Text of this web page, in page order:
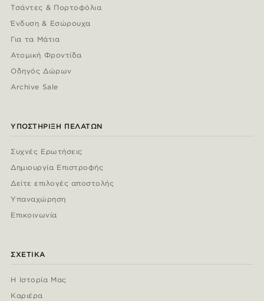
Τσάντες & Πορτοφόλια
Ένδυση & Εσώρουχα
Για τα Μάτια
Ατομική Φροντίδα
Οδηγός Δώρων
Archive Sale
ΥΠΟΣΤΉΡΙΞΗ ΠΕΛΑΤΏΝ
Συχνές Ερωτήσεις
Δημιουργία Επιστροφής
Δείτε επιλογές αποστολής
Υπαναχώρηση
Επικοινωνία
ΣΧΕΤΙΚΆ
Η Ιστορία Μας
Καριέρα